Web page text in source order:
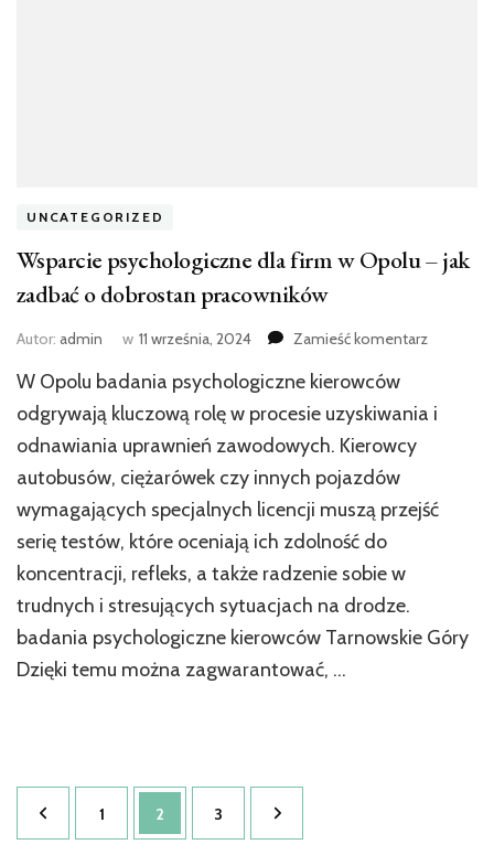
UNCATEGORIZED
Wsparcie psychologiczne dla firm w Opolu – jak
zadbać o dobrostan pracowników
Autor: admin w 11 września, 2024 Zamieść komentarzwe
Opolu
–
W Opolu badania psychologiczne kierowców
odgrywają kluczową rolę w procesie uzyskiwania i
odnawiania uprawnień zawodowych. Kierowcy
autobusów, ciężarówek czy innych pojazdów
wymagających specjalnych licencji muszą przejść
serię testów, które oceniają ich zdolność do
koncentracji, refleks, a także radzenie sobie w
trudnych i stresujących sytuacjach na drodze.
badania psychologiczne kierowców Tarnowskie Góry
Dzięki temu można zagwarantować, …
Stronicowanie
wpisów
Strona
1 Strona
2 Strona
3